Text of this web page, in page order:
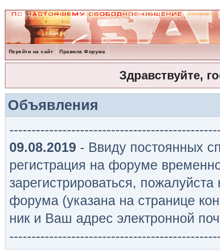
Перейти на сайт Правила Форума
Здравствуйте,
Объявления
09.08.2019 - Ввиду постоянных
регистрация на форуме
зарегистрироваться,
форума (указана на странице
ник и Ваш адрес электронной